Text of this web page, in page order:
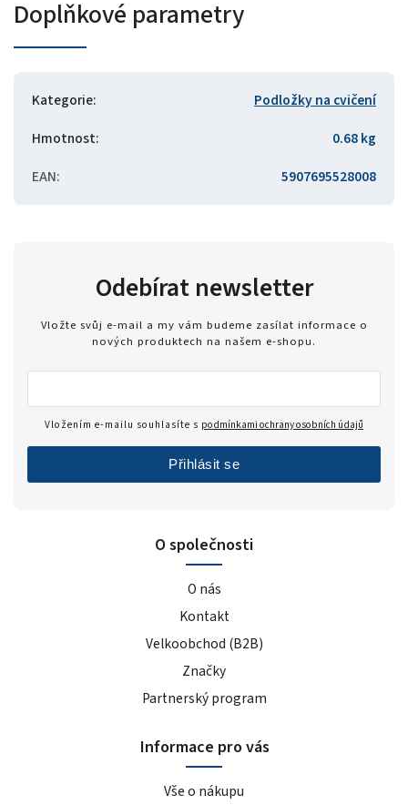
Doplňkové parametry
Kategorie:
Podložky na cvičení
Hmotnost:
0.68 kg
EAN: 5907695528008
O společnosti
O nás
Kontakt
Velkoobchod (B2B)
Značky
Partnerský program
Informace pro vás
Vše o nákupu
Odebírat newsletter
Vložte svůj e-mail a my vám budeme zasílat informace o
nových produktech na našem e-shopu.
Vložením e-mailu souhlasíte s podmínkami ochrany osobních údajů
Přihlásit se